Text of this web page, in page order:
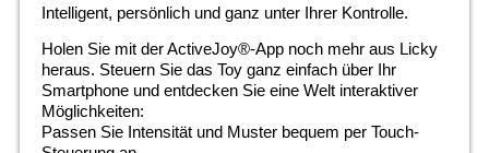
Intelligent, persönlich und ganz unter Ihrer Kontrolle.
Holen Sie mit der ActiveJoy®-App noch mehr aus Licky
heraus. Steuern Sie das Toy ganz einfach über Ihr
Smartphone und entdecken Sie eine Welt interaktiver
Möglichkeiten:
Passen Sie Intensität und Muster bequem per Touch-